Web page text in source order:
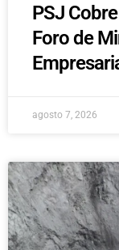
PSJ
Foro de
agosto 7, 2026